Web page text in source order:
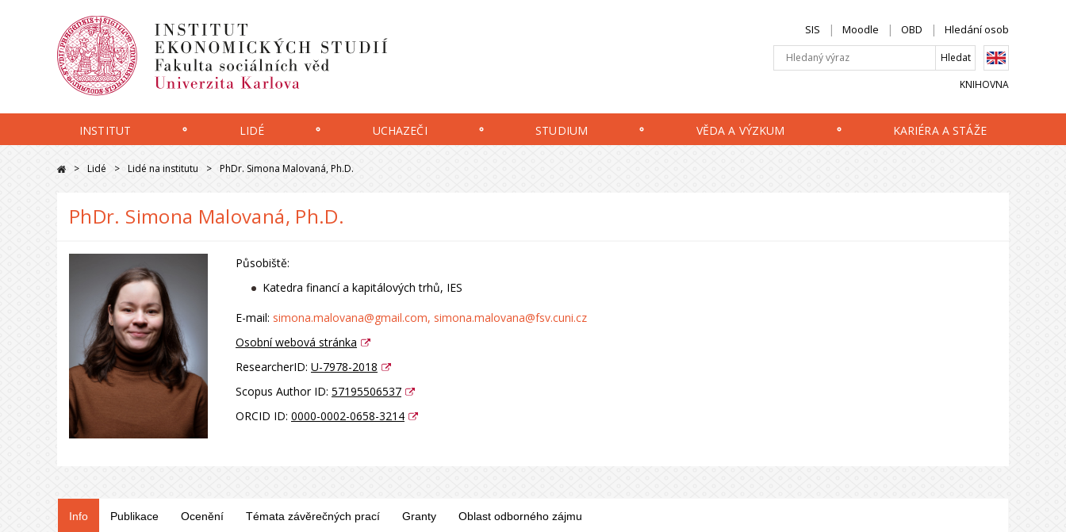
SIS Moodle OBD Hledání osob
KNIHOVNA
INSTITUT LIDÉ UCHAZEČI STUDIUM VĚDA A VÝZKUM KARIÉRA A STÁŽE
Lidé Lidé na institutu PhDr. Simona Malovaná, Ph.D.
PhDr. Simona Malovaná, Ph.D.
Působiště:
Katedra financí a kapitálových trhů, IES
E-mail: simona.malovana@gmail.com, simona.malovana@fsv.cuni.cz
Osobní webová stránka
ResearcherID: U-7978-2018
Scopus Author ID: 57195506537
ORCID ID: 0000-0002-0658-3214
Info Publikace Ocenění Témata závěrečných prací Granty Oblast odborného zájmu